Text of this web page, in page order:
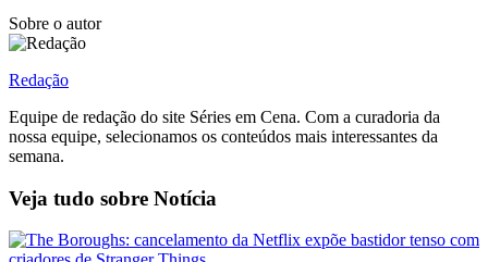
Sobre o autor
Redação
Equipe de redação do site Séries em Cena. Com a curadoria da
nossa equipe, selecionamos os conteúdos mais interessantes da
semana.
Veja tudo sobre Notícia